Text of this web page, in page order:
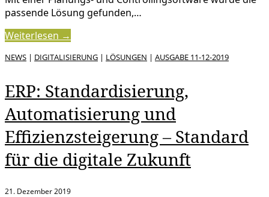
passende Lösung gefunden,…
Weiterlesen →
NEWS | DIGITALISIERUNG | LÖSUNGEN | AUSGABE 11-12-2019
ERP: Standardisierung,
Automatisierung und
Effizienzsteigerung – Standard
für die digitale Zukunft
21. Dezember 2019